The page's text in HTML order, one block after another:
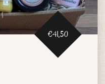
€41,50